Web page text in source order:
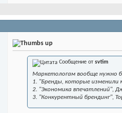
Сообщение от svtim
Маркетологам вообще нужно
1. "Бренды, которые
2. "Экономика впечатлений",
3. "Конкурентный брендинг",